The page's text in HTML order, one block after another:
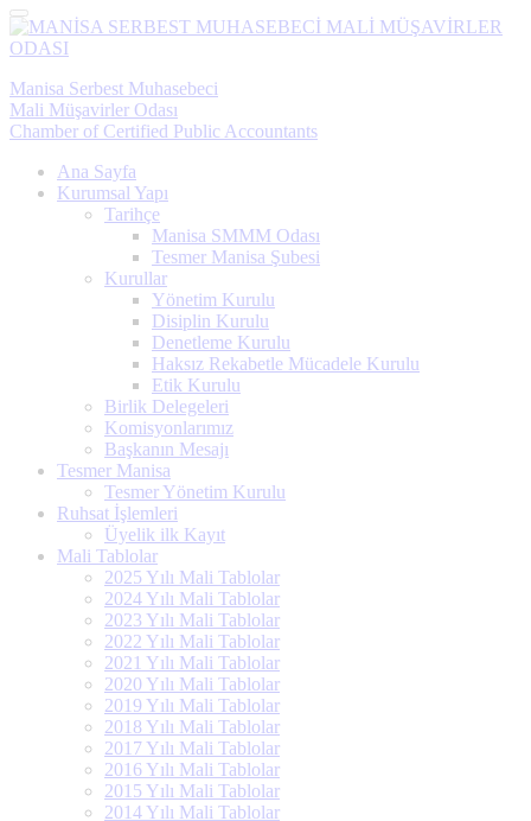
Menü
Manisa Serbest Muhasebeci
Mali Müşavirler Odası
Chamber of Certified Public Accountants
Ana Sayfa
Kurumsal Yapı
Tarihçe
Manisa SMMM Odası
Tesmer Manisa Şubesi
Kurullar
Yönetim Kurulu
Disiplin Kurulu
Denetleme Kurulu
Haksız Rekabetle Mücadele Kurulu
Etik Kurulu
Birlik Delegeleri
Komisyonlarımız
Başkanın Mesajı
Tesmer Manisa
Tesmer Yönetim Kurulu
Ruhsat İşlemleri
Üyelik ilk Kayıt
Mali Tablolar
2025 Yılı Mali Tablolar
2024 Yılı Mali Tablolar
2023 Yılı Mali Tablolar
2022 Yılı Mali Tablolar
2021 Yılı Mali Tablolar
2020 Yılı Mali Tablolar
2019 Yılı Mali Tablolar
2018 Yılı Mali Tablolar
2017 Yılı Mali Tablolar
2016 Yılı Mali Tablolar
2015 Yılı Mali Tablolar
2014 Yılı Mali Tablolar